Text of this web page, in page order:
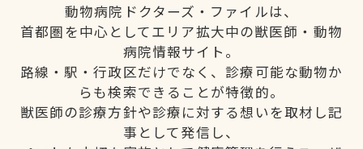
動物病院ドクターズ・ファイルは、
首都圏を中心としてエリア拡大中の獣医師・動物
病院情報サイト。
路線・駅・行政区だけでなく、診療可能な動物か
らも検索できることが特徴的。
獣医師の診療方針や診療に対する想いを取材し記
事として発信し、